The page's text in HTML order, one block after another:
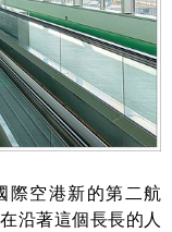
際空港新的第二航
沿著這個長長的人